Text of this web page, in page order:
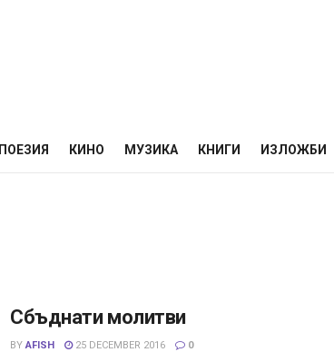
ПОЕЗИЯ КИНО МУЗИКА КНИГИ ИЗЛОЖБИ
Сбъднати молитви
BY AFISH 25 DECEMBER 2016 0